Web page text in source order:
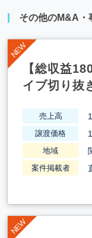
その他のM&A・
【総収益
イブ切り抜
売上高
譲渡価格
地域
案件掲載者